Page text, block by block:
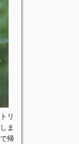
リ
ま
帰